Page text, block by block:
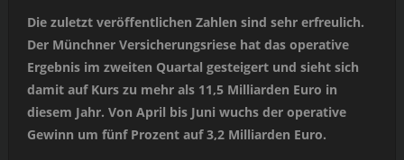
Die zuletzt veröffentlichen Zahlen sind sehr erfreulich.
Der Münchner Versicherungsriese hat das operative
Ergebnis im zweiten Quartal gesteigert und sieht sich
damit auf Kurs zu mehr als 11,5 Milliarden Euro in
diesem Jahr. Von April bis Juni wuchs der operative
Gewinn um fünf Prozent auf 3,2 Milliarden Euro.